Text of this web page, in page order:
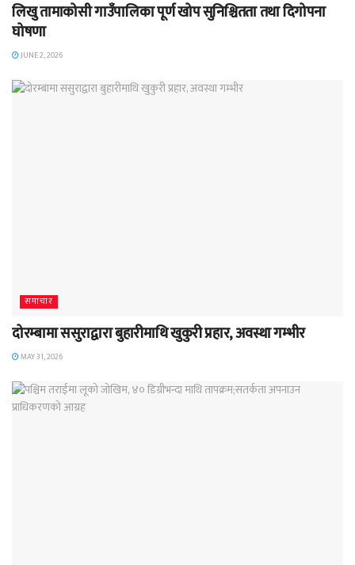
लिखु तामाकोसी गाउँपालिका पूर्ण खोप सुनिश्चितता तथा दिगोपना
घोषणा
JUNE 2, 2026
समाचार
दोरम्बामा ससुराद्वारा बुहारीमाथि खुकुरी प्रहार, अवस्था गम्भीर
MAY 31, 2026